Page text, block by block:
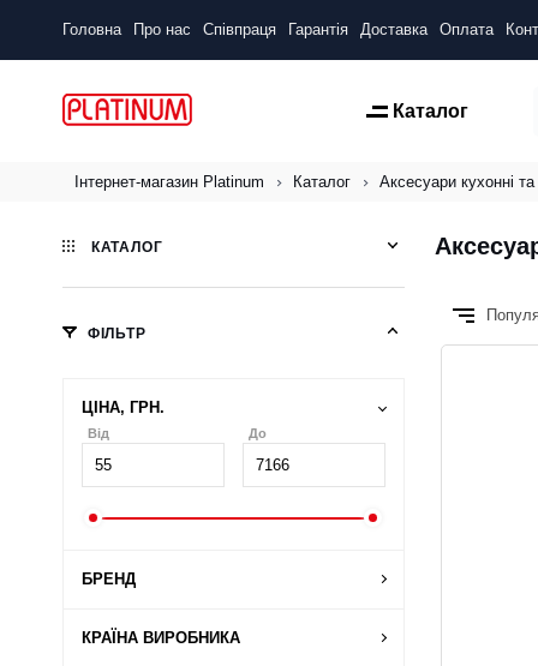
Головна Про нас Співпраця Гарантія Доставка Оплата
Каталог
Інтернет-магазин Platinum Каталог Аксесуари кухонні
КАТАЛОГ
ФІЛЬТР
ЦІНА, ГРН.
Від До
БРЕНД
КРАЇНА ВИРОБНИКА